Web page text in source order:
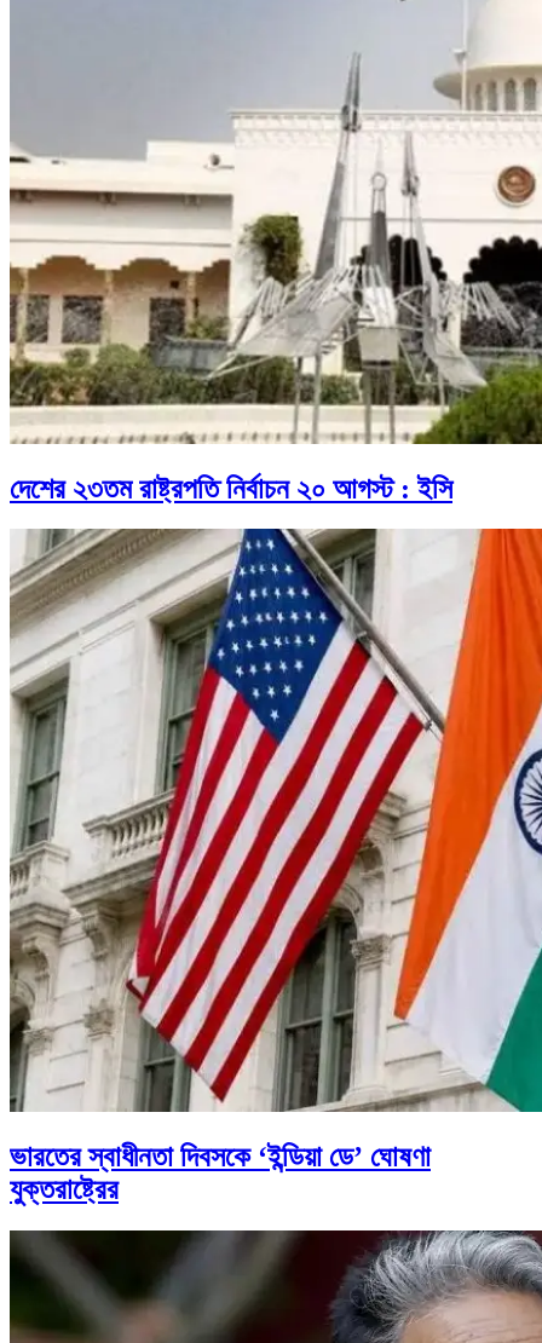
দেশের ২৩তম রাষ্ট্রপতি নির্বাচন ২০ আগস্ট : ইসি
ভারতের স্বাধীনতা দিবসকে ‘ইন্ডিয়া ডে’ ঘোষণা
যুক্তরাষ্ট্রের